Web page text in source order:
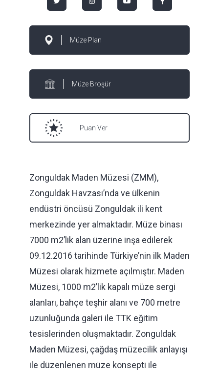
Zonguldak Maden Müzesi (ZMM),
Zonguldak Havzası’nda ve ülkenin
endüstri öncüsü Zonguldak ili kent
merkezinde yer almaktadır. Müze binası
7000 m2’lik alan üzerine inşa edilerek
09.12.2016 tarihinde Türkiye’nin ilk Maden
Müzesi olarak hizmete açılmıştır. Maden
Müzesi, 1000 m2’lik kapalı müze sergi
alanları, bahçe teşhir alanı ve 700 metre
uzunluğunda galeri ile TTK eğitim
tesislerinden oluşmaktadır. Zonguldak
Maden Müzesi, çağdaş müzecilik anlayışı
ile düzenlenen müze konsepti ile
Müze Plan
Müze Broşür
Puan Ver